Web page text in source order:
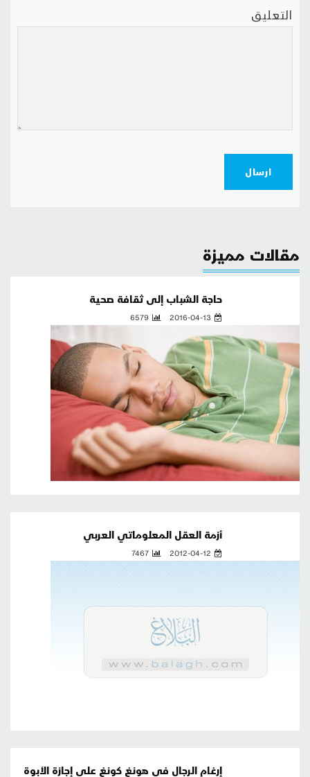
التعليق
ارسال
مقالات مميزة
حاجة الشباب إلى ثقافة صحية
2016-04-13
6579
أزمة العقل المعلوماتي العربي
2012-04-12
7467
إرغام الرجال في هونغ كونغ على إجازة الأبوة